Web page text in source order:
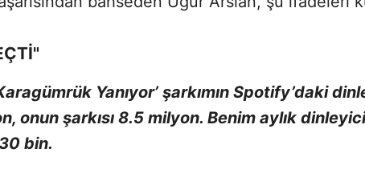
Yanıyor’ şarkımın Spotify’daki
onun şarkısı 8.5 milyon. Benim aylık
bin.